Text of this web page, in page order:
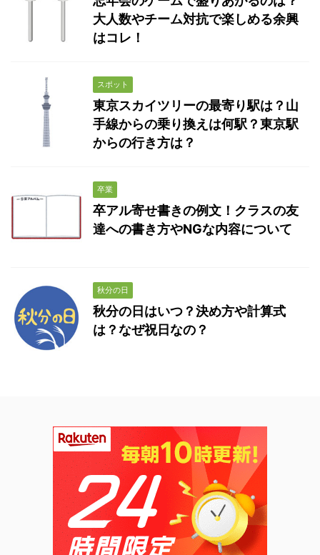
大人数やチーム対抗で楽しめる余興
はコレ！
スポット
東京スカイツリーの最寄り駅は？山
手線からの乗り換えは何駅？東京駅
からの行き方は？
卒業
卒アル寄せ書きの例文！クラスの友
達への書き方やNGな内容について
秋分の日
秋分の日はいつ？決め方や計算式
は？なぜ祝日なの？